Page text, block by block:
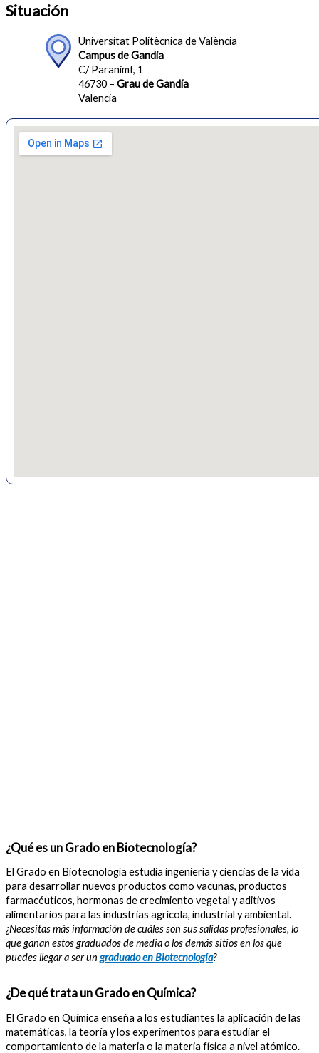
Situación
Universitat Politècnica de València
Campus de Gandia
C/ Paranimf, 1
46730 – Grau de Gandía
Valencia
¿Qué es un Grado en Biotecnología?
El Grado en Biotecnología estudia ingeniería y ciencias de la vida
para desarrollar nuevos productos como vacunas, productos
farmacéuticos, hormonas de crecimiento vegetal y aditivos
alimentarios para las industrias agrícola, industrial y ambiental.
¿Necesitas más información de cuáles son sus salidas profesionales, lo
que ganan estos graduados de media o los demás sitios en los que
puedes llegar a ser un graduado en Biotecnología?
¿De qué trata un Grado en Química?
El Grado en Química enseña a los estudiantes la aplicación de las
matemáticas, la teoría y los experimentos para estudiar el
comportamiento de la materia o la materia física a nivel atómico.